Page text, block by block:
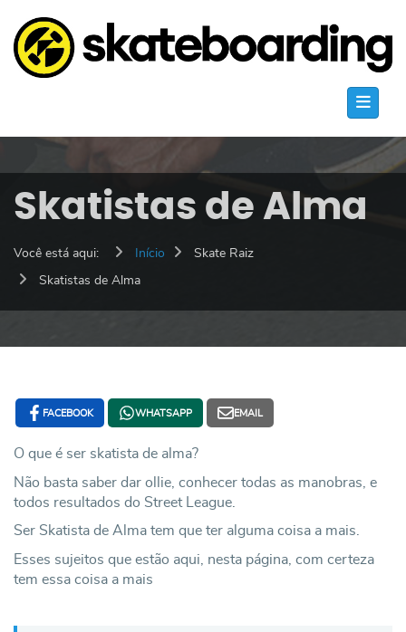
Skatistas de Alma
Você está aqui: Início
Skate Raiz
Skatistas de Alma
FACEBOOK WHATSAPP EMAIL
O que é ser skatista de alma?
Não basta saber dar ollie, conhecer todas as manobras, e
todos resultados do Street League.
Ser Skatista de Alma tem que ter alguma coisa a mais.
Esses sujeitos que estão aqui, nesta página, com certeza
tem essa coisa a mais